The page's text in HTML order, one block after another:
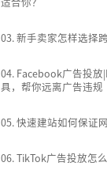
03.新手卖家怎样选择
04. Facebook广告投
具，帮你远离广告违规
05.快速建站如何保证
06.TikTok广告投放怎